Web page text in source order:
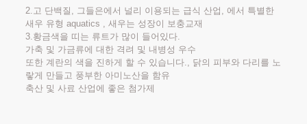
2.고 단백질, 그들은에서 널리 이용되는 급식 산업, 에서 특별한
새우 유형 aquatics , 새우는 성장이 보충교재
3.황금색을 띠는 류트가 많이 들어있다.
가축 및 가금류에 대한 격려 및 내병성 우수
또한 계란의 색을 진하게 할 수 있습니다., 닭의 피부와 다리를 노
랗게 만들고 풍부한 아미노산을 함유
축산 및 사료 산업에 좋은 첨가제